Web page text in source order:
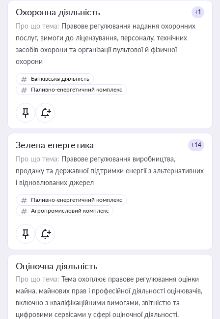
Охоронна діяльність +1
Про що тема: Правове регулювання надання охоронних
послуг, вимоги до ліцензування, персоналу, технічних
засобів охорони та організації пультової й фізичної
охорони
Банківська діяльність
Паливно-енергетичний комплекс
Зелена енергетика +14
Про що тема: Правове регулювання виробництва,
продажу та державної підтримки енергії з альтернативних
і відновлюваних джерел
Паливно-енергетичний комплекс
Агропромисловий комплекс
Оціночна діяльність
Про що тема: Тема охоплює правове регулювання оцінки
майна, майнових прав і професійної діяльності оцінювачів,
включно з кваліфікаційними вимогами, звітністю та
цифровими сервісами у сфері оціночної діяльності.